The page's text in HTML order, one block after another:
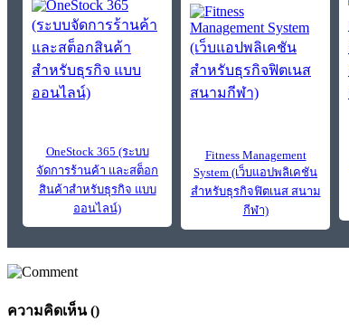
OneStock 365 (ระบบ
จัดการร้านค้า และสต็อก
สินค้าสำหรับธุรกิจ แบบ
ออนไลน์)
Fitness Management
System (เว็บแอปพลิเคชัน
สำหรับธุรกิจฟิตเนส สนาม
กีฬา)
ความคิดเห็น ()